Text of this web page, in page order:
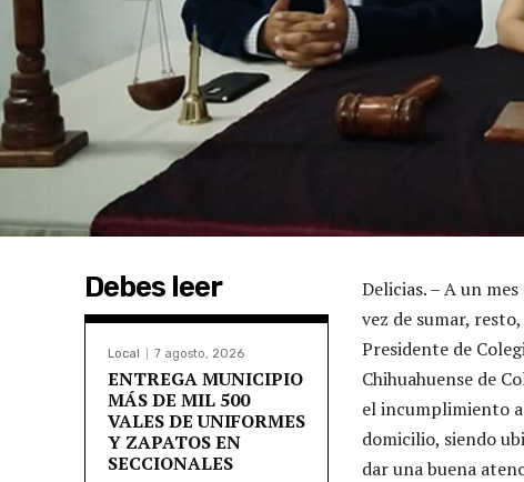
Debes leer
Local 7 agosto, 2026
ENTREGA MUNICIPIO
MÁS DE MIL 500
VALES DE UNIFORMES
Y ZAPATOS EN
SECCIONALES
Delicias. – A un
vez de sumar,
Presidente de
Chihuahuense de
el incumplimiento a
domicilio, siendo
dar una buena